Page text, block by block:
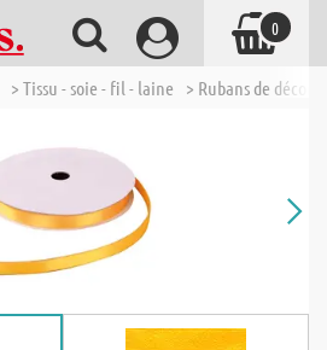
> Tissu - soie - fil - laine > Rubans de
0